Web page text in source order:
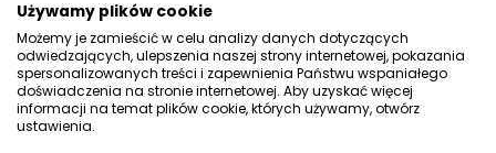
Odbiór zamówienia w sklepie
Kontakt z działem obsługi
klienta
Używamy plików cookie
Możemy je zamieścić w celu analizy danych dotyczących
odwiedzających, ulepszenia naszej strony internetowej, pokazania
spersonalizowanych treści i zapewnienia Państwu wspaniałego
doświadczenia na stronie internetowej. Aby uzyskać więcej
informacji na temat plików cookie, których używamy, otwórz
ustawienia.